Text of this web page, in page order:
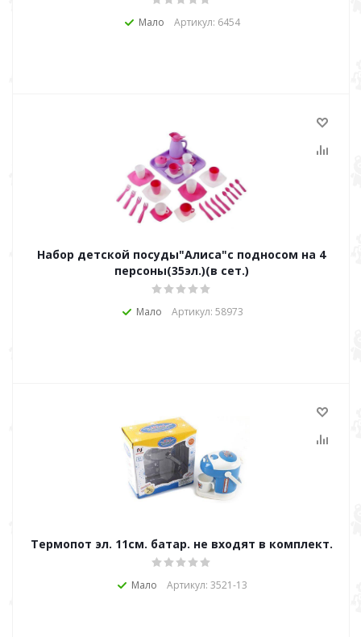
Мало Артикул: 6454
Набор детской посуды"Алиса"с подносом на 4
персоны(35эл.)(в сет.)
Мало Артикул: 58973
Термопот эл. 11см. батар. не входят в комплект.
Мало Артикул: 3521-13